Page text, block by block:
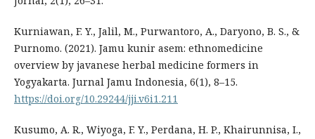
Kurniawan, F. Y., Jalil, M., Purwantoro, A., Daryono, B. S., &
Purnomo. (2021). Jamu kunir asem: ethnomedicine
overview by javanese herbal medicine formers in
Yogyakarta. Jurnal Jamu Indonesia, 6(1), 8–15.
https://doi.org/10.29244/jji.v6i1.211
Kusumo, A. R., Wiyoga, F. Y., Perdana, H. P., Khairunnisa, I.,